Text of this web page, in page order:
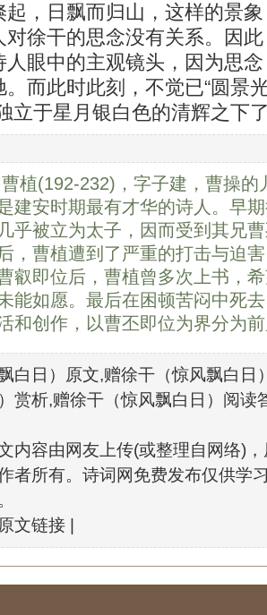
起，日飘而归山，这样的景
对徐干的思念没有关系。因
人眼中的主观镜头，因为思
。而此时此刻，不觉已“圆景
立于星月银白色的清辉之下
曹植(192-232)，字子建，曹操的
建安时期最有才华的诗人。早
乎被立为太子，因而受到其兄
，曹植遭到了严重的打击与迫
叡即位后，曹植曾多次上书，
能如愿。最后在困顿苦闷中死
和创作，以曹丕即位为界分为
白日）原文,赠徐干（惊风飘白日
赏析,赠徐干（惊风飘白日）阅读
内容由网友上传(或整理自网络)
者所有。诗词网免费发布仅供学
文链接 |